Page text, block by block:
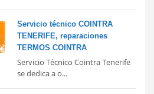
Servicio técnico COINTRA
TENERIFE, reparaciones
TERMOS COINTRA
Servicio Técnico Cointra Tenerife
se dedica a o...